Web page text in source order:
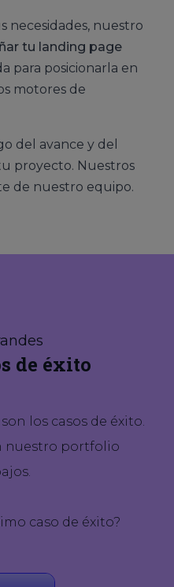
necesidades, nuestro
tu landing page
para posicionarla en
motores de
del avance y del
proyecto. Nuestros
de nuestro equipo.
de éxito
los casos de éxito.
nuestro portfolio
caso de éxito?